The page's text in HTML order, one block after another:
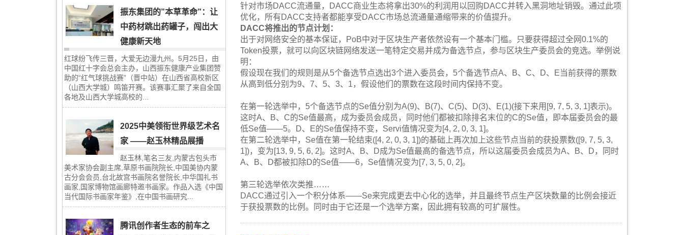
振东集团的”本草革命”：让
中药材跳出药罐子，闯出大
健康新天地
红球纷飞传三晋，大爱无边漫九州。5月25日，由
中国红十字会总会主办，山西振东健康产业集团赞
助的“红气球挑战赛”（晋中站）在山西省高校新区
（山西大学城）鸣笛开赛。该赛事汇聚了来自全国
各地及山西大学城高校的...
2025中美领衔世界级艺术名
家 ——赵玉林精品展播
赵玉林,笔名三友,内蒙古包头市
美术家协会副主席,草原书画院院长,中国美协内蒙
古分会会员,台北故宫书画院名誉院长,中华国礼书
画家,国家博物馆画廊特邀书画家。作品入选《中国
当代国际书画家年鉴》,在中国书画研究...
腾讯创作者生态的前车之
针对市场DACC流通量，DACC商业生态将拿出30%的利润用以回购DACC并转入黑洞地址销毁。通过此项
优化，所有DACC支持者都能享受DACC市场总流通量通缩带来的价值提升。
DACC将推出的节点计划：
出于对网络安全的基本保证，PoB中对于区块生产者依然设有一个基本门槛。只要获得超过全网0.1%的
Token投票，就可以向区块链网络发送一笔特定交易并成为备选节点，参与区块生产委员会的竞选。举例说
明：
假设现在我们的规则是从5个备选节点选出3个进入委员会，5个备选节点A、B、C、D、E当前获得的票数
从高到低分别为9、7、5、3、1，假设他们的票数在这段时间内保持不变。
在第一轮选举中，5个备选节点的Se值分别为A(9)、B(7)、C(5)、D(3)、E(1)(接下来用[9, 7, 5, 3, 1]表示)。
这时A、B、C的Se值最高，成为委员会成员，同时他们都被扣除排名末位的C的Se值，即本届委员会的最
低Se值——5。D、E的Se值保持不变，Servi值情况变为[4, 2, 0, 3, 1]。
在第二轮选举中，Se值在第一轮结束([4, 2, 0, 3, 1])的基础上再次加上这些节点当前的获投票数([9, 7, 5, 3,
1])，变为[13, 9, 5, 6, 2]。这时A、B、D成为Se值最高的备选节点，所以这届委员会成员为A、B、D，同时
A、B、D都被扣除D的Se值——6，Se值情况变为[7, 3, 5, 0, 2]。
第三轮选举依次类推……
DACC通过引入一个积分体系——Se来完成更去中心化的选举，并且最终节点生产区块数量的比例会接近
于获投票数的比例。同时由于它还是一个选举方案，因此拥有较高的可扩展性。